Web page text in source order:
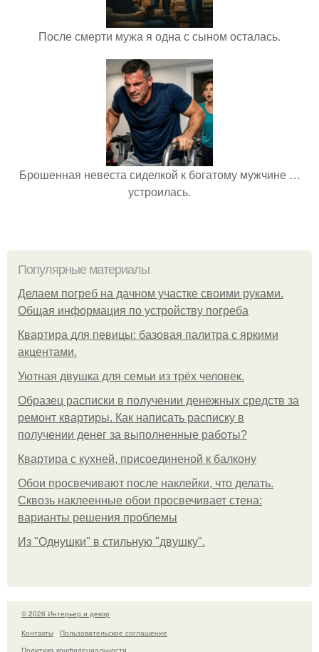
После смерти мужа я одна с сыном осталась.
Брошенная невеста сиделкой к богатому мужчине …
устроилась.
Популярные материалы
Делаем погреб на дачном участке своими руками.
Общая информация по устройству погреба
Квартира для певицы: базовая палитра с яркими
акцентами.
Уютная двушка для семьи из трёх человек.
Образец расписки в получении денежных средств за
ремонт квартиры. Как написать расписку в
получении денег за выполненные работы?
Квартира с кухней, присоединеной к балкону
Обои просвечивают после наклейки, что делать.
Сквозь наклеенные обои просвечивает стена:
варианты решения проблемы
Из "Однушки" в стильную "двушку".
© 2026 Интерьер и декор
Контакты
Пользовательское соглашение
Политика конфидециальности